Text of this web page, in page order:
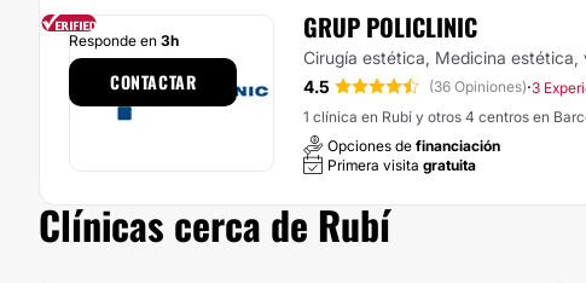
GRUP POLICLINIC
Cirugía estética, Medicina estética,
4.5
(36 Opiniones)·3
1 clínica en Rubí y otros 4 centros en
Opciones de financiación
Primera visita gratuita
Responde en 3h
CONTACTAR
Clínicas cerca de Rubí